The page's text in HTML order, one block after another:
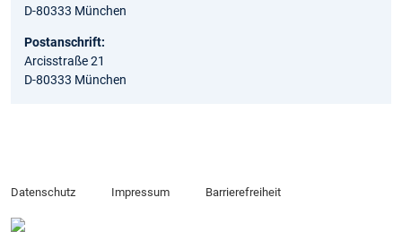
D-80333 München
Postanschrift:
Arcisstraße 21
D-80333 München
Datenschutz Impressum Barrierefreiheit